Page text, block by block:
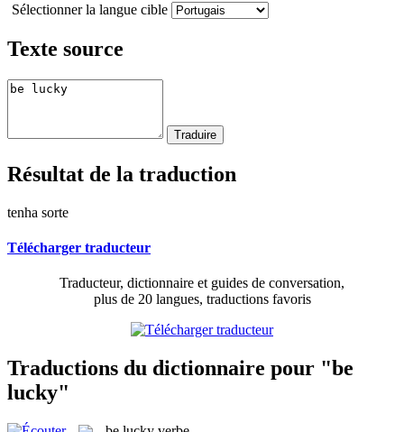
Sélectionner la langue cible
Texte source
Résultat de la traduction
tenha sorte
Télécharger traducteur
Traducteur, dictionnaire et guides de conversation,
plus de 20 langues, traductions favoris
Traductions du dictionnaire pour "be
lucky"